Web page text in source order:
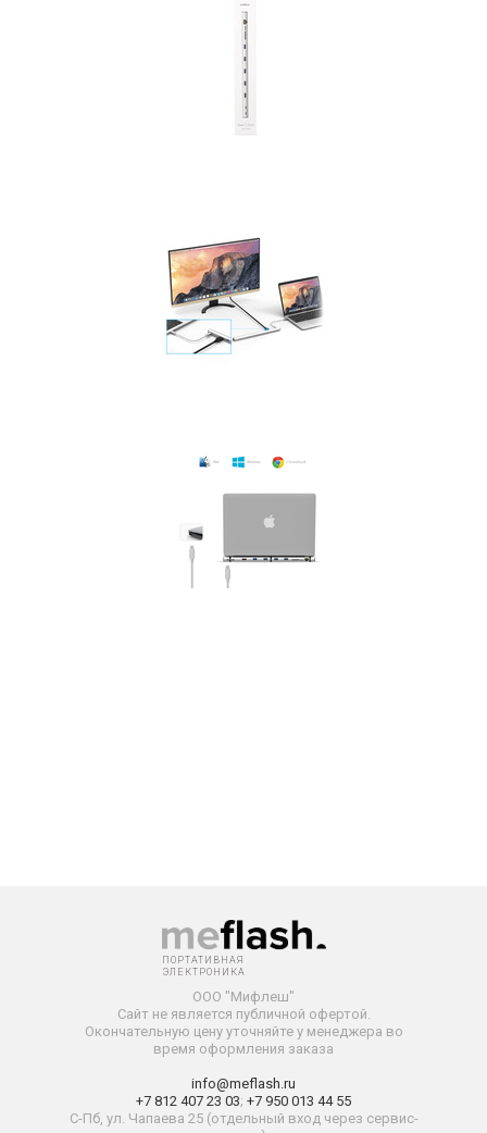
ООО "Мифлеш"
Сайт не является публичной офертой.
Окончательную цену уточняйте у менеджера во
время оформления заказа
info@meflash.ru
+7 812 407 23 03; +7 950 013 44 55
С-Пб, ул. Чапаева 25 (отдельный вход через сервис-
ПОРТАТИВНАЯ
ЭЛЕКТРОНИКА